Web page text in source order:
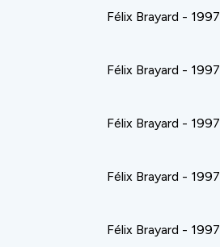
Félix Brayard - 1997
Félix Brayard - 1997
Félix Brayard - 1997
Félix Brayard - 1997
Félix Brayard - 1997